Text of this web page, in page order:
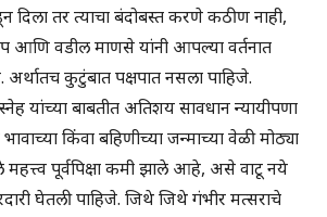
दिला तर त्याचा बंदोबस्त करणे कठीण नाही,
आणि वडील माणसे यांनी आपल्या वर्तनात
कुटुंबात पक्षपात नसला पाहिजे.
यांच्या बाबतीत अतिशय सावधान न्यायीपणा
किंवा बहिणीच्या जन्माच्या वेळी मोठ्या
पूर्वपिक्षा कमी झाले आहे, असे वाटू नये
घेतली पाहिजे. जिथे जिथे गंभीर मत्सराचे